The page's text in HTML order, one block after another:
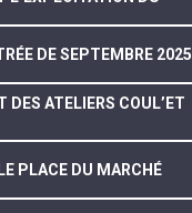
DE SEPTEMBRE 2025
DES ATELIERS COUL’ET
PLACE DU MARCHÉ